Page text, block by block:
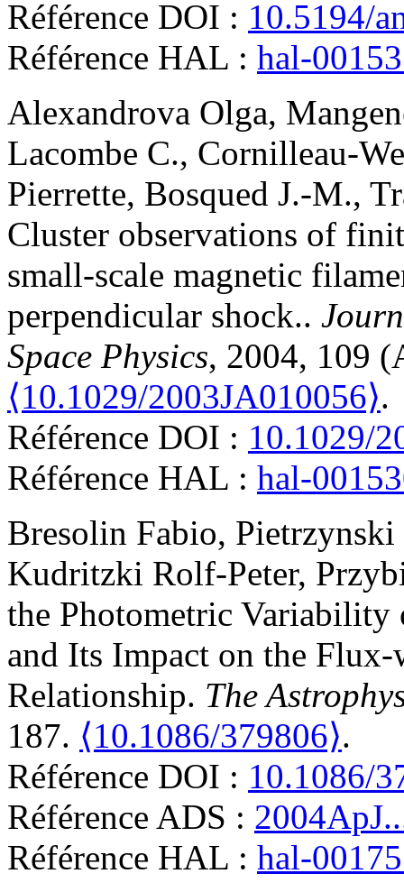
Référence DOI : 10.5194/
Référence HAL : hal-
Alexandrova Olga,
Lacombe C., Cornilleau-
Pierrette, Bosqued J.-M.,
Cluster observations of
small-scale magnetic
perpendicular shock..
Space Physics, 2004, 109
⟨10.1029/2003JA010056⟩.
Référence DOI : 10.1029/
Référence HAL : hal-
Bresolin Fabio, Pietrzynski
Kudritzki Rolf-Peter,
the Photometric
and Its Impact on the
Relationship. The
187. ⟨10.1086/379806⟩.
Référence DOI : 10.1086/
Référence ADS :
Référence HAL : hal-